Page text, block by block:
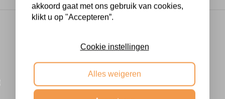
niet, dan kun je hem binnen 14 dagen
akkoord gaat met ons gebruik van cookies,
klikt u op "Accepteren”.
Cookie instellingen
Alles weigeren